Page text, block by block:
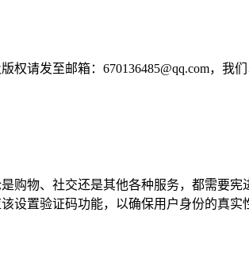
请发至邮箱：670136485@qq.com，我
购物、社交还是其他各种服务，都需要
设置验证码功能，以确保用户身份的真